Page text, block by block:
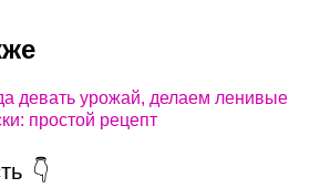
девать урожай, делаем ленивые
простой рецепт